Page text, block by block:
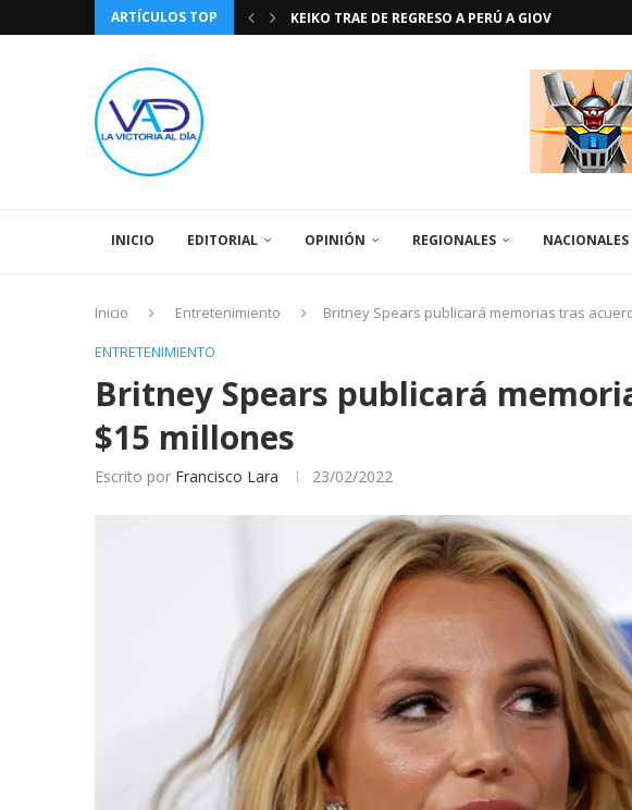
ARTÍCULOS TOP
KEIKO TRAE DE REGRESO A PERÚ A GIOVANNA
INICIO EDITORIAL OPINIÓN REGIONALES NACIONALES
Inicio Entretenimiento
Britney Spears publicará memorias tras
ENTRETENIMIENTO
Britney Spears publicará
$15 millones
Escrito por Francisco Lara 23/02/2022